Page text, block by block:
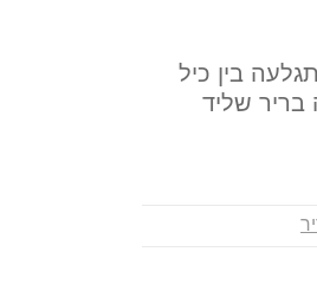
בין כיל
בריר שליד